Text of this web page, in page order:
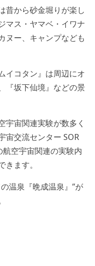
昔から砂金堀りが楽し
マス・ヤマベ・イワナ
ヌー、キャンプなども
イコタン』は周辺にオ
『坂下仙境』などの景
宇宙関連実験が数多く
宙交流センター SOR
空宇宙関連の実験内
ます。
温泉『晩成温泉』”が